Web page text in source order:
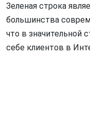
Зеленая строка
большинства
что в значительной
себе клиентов в